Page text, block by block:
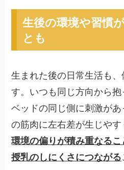
生後の環境や習慣
とも
生まれた後の日常生活も、
す。いつも同じ方向から
ベッドの同じ側に刺激が
の筋肉に左右差が生じやす
環境の偏りが積み重なるこ
授乳のしにくさにつながる